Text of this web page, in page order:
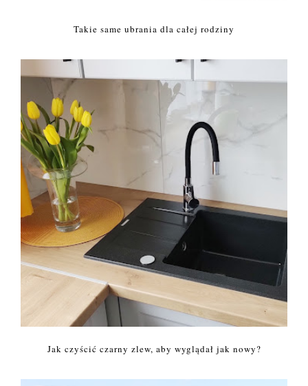
Takie same ubrania dla całej rodziny
Jak czyścić czarny zlew, aby wyglądał jak nowy?